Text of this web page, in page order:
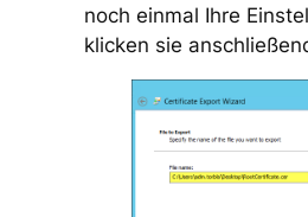
noch einmal Ihre
klicken sie